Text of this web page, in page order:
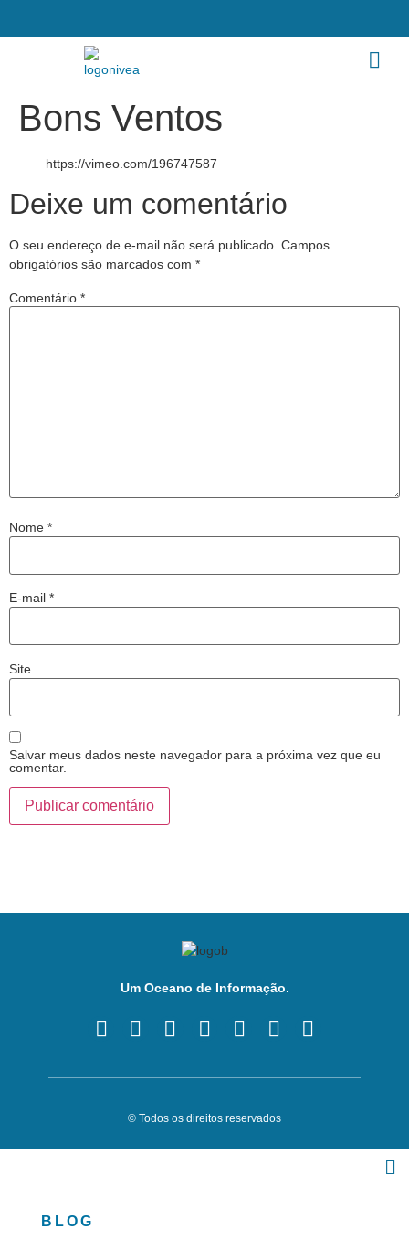
Bons Ventos
https://vimeo.com/196747587
Deixe um comentário
O seu endereço de e-mail não será publicado. Campos
obrigatórios são marcados com *
Comentário *
Nome *
E-mail *
Site
Salvar meus dados neste navegador para a próxima vez que eu
comentar.
Um Oceano de Informação.
© Todos os direitos reservados
BLOG